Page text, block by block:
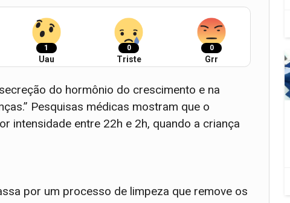
1
Uau
0
Triste
0
Grr
do hormônio do crescimento e na
Pesquisas médicas mostram que o
intensidade entre 22h e 2h, quando a criança
por um processo de limpeza que remove os